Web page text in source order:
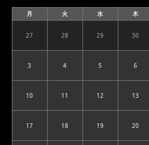
月
曜
火
曜
水
曜
木
曜
272026.07.27 282026.07.28 292026.07.29 30
32026.08.03 42026.08.04 52026.08.05 6
102026.08.10 112026.08.11 122026.08.12 13
172026.08.17 182026.08.18 192026.08.19 20